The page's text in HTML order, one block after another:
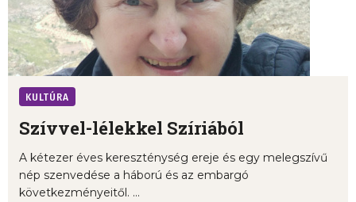
KULTÚRA
Szívvel-lélekkel Szíriából
A kétezer éves kereszténység ereje és egy melegszívű
nép szenvedése a háború és az embargó
következményeitől. ...